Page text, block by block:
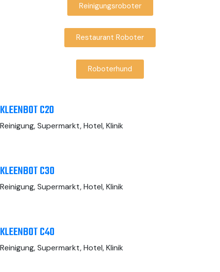
Reinigungsroboter
Restaurant Roboter
Roboterhund
KLEENBOT C20
Reinigung, Supermarkt, Hotel, Klinik
KLEENBOT C30
Reinigung, Supermarkt, Hotel, Klinik
KLEENBOT C40
Reinigung, Supermarkt, Hotel, Klinik